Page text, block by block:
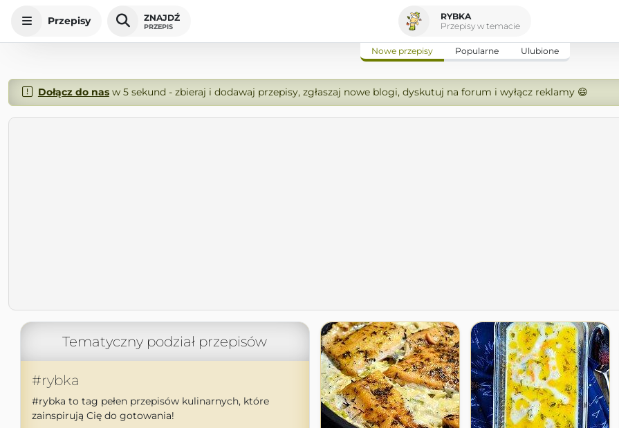
Przepisy ZNAJDŹ
PRZEPIS
RYBKA
Przepisy w temacie
Nowe przepisy Popularne Ulubione
Dołącz do nasw 5 sekund - zbieraj i dodawaj przepisy, zgłaszaj nowe blogi, dyskutuj na forum i wyłącz reklamy 😄
Tematyczny podział przepisów
#rybka
#rybka to tag pełen przepisów kulinarnych, które
zainspirują Cię do gotowania!